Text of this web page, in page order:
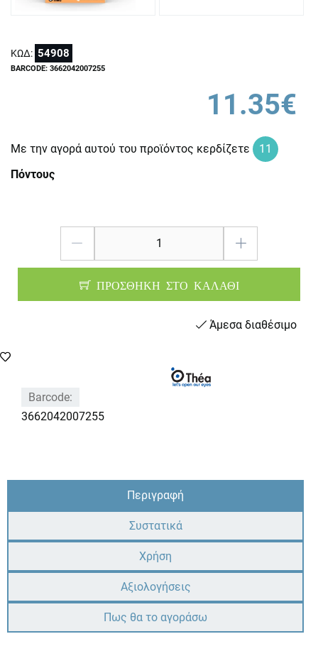
ΚΩΔ: 54908
BARCODE: 3662042007255
11.35€
Με την αγορά αυτού του προϊόντος κερδίζετε
11
Πόντους
ΠΡΟΣΘΗΚΗ ΣΤΟ ΚΑΛΑΘΙ
Άμεσα διαθέσιμο
Barcode:
3662042007255
Περιγραφή
Συστατικά
Χρήση
Αξιολογήσεις
Πως θα το αγοράσω